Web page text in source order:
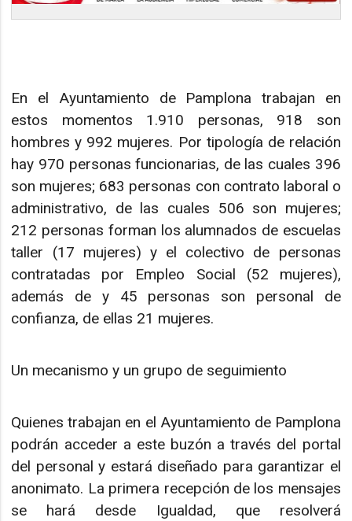
En el Ayuntamiento de Pamplona trabajan en
estos momentos 1.910 personas, 918 son
hombres y 992 mujeres. Por tipología de relación
hay 970 personas funcionarias, de las cuales 396
son mujeres; 683 personas con contrato laboral o
administrativo, de las cuales 506 son mujeres;
212 personas forman los alumnados de escuelas
taller (17 mujeres) y el colectivo de personas
contratadas por Empleo Social (52 mujeres),
además de y 45 personas son personal de
confianza, de ellas 21 mujeres.
Un mecanismo y un grupo de seguimiento
Quienes trabajan en el Ayuntamiento de Pamplona
podrán acceder a este buzón a través del portal
del personal y estará diseñado para garantizar el
anonimato. La primera recepción de los mensajes
se hará desde Igualdad, que resolverá